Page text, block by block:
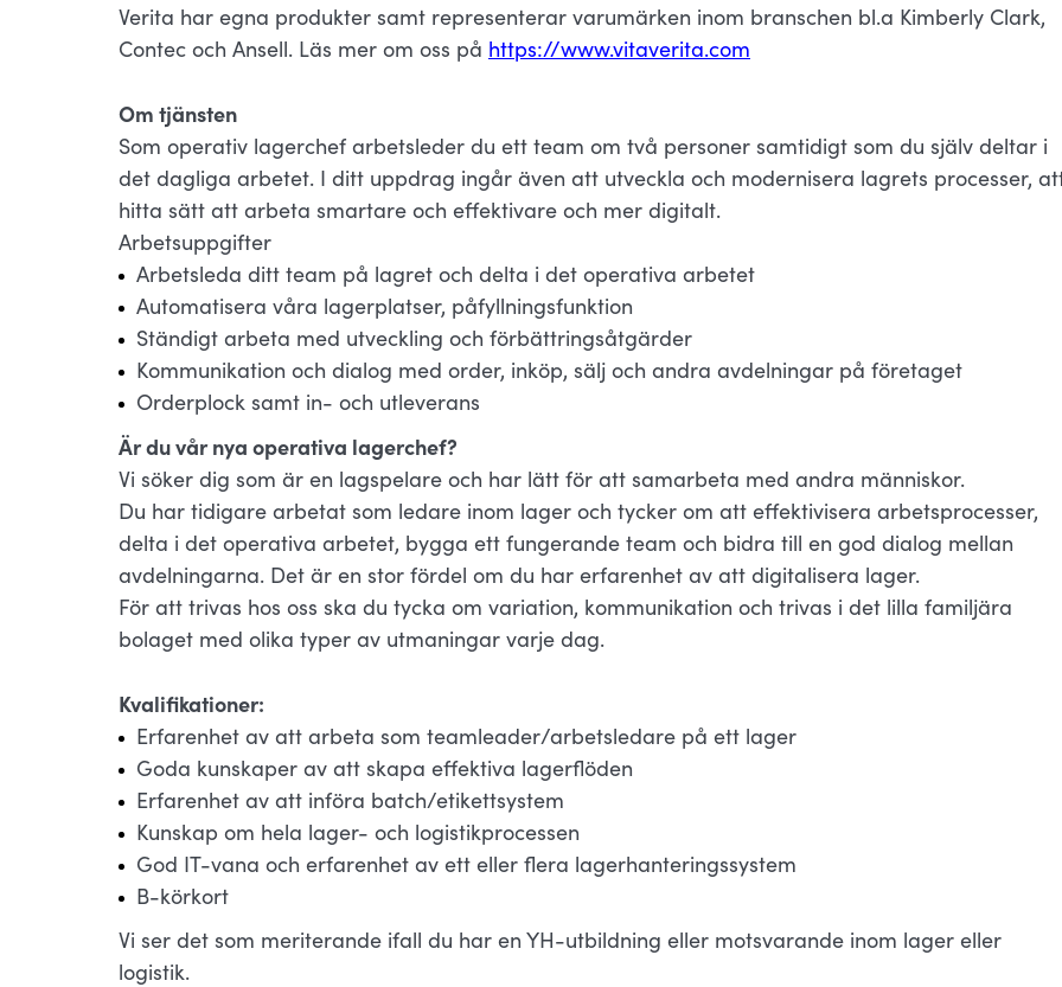
Verita har egna produkter samt representerar varumärken inom branschen bl.a Kimberly Clark,
Contec och Ansell. Läs mer om oss på https://www.vitaverita.com
Om tjänsten
Som operativ lagerchef arbetsleder du ett team om två personer samtidigt som du själv deltar i
det dagliga arbetet. I ditt uppdrag ingår även att utveckla och modernisera lagrets processer,
hitta sätt att arbeta smartare och effektivare och mer digitalt.
Arbetsuppgifter
Arbetsleda ditt team på lagret och delta i det operativa arbetet
Automatisera våra lagerplatser, påfyllningsfunktion
Ständigt arbeta med utveckling och förbättringsåtgärder
Kommunikation och dialog med order, inköp, sälj och andra avdelningar på företaget
Orderplock samt in- och utleverans
Är du vår nya operativa lagerchef?
Vi söker dig som är en lagspelare och har lätt för att samarbeta med andra människor.
Du har tidigare arbetat som ledare inom lager och tycker om att effektivisera arbetsprocesser,
delta i det operativa arbetet, bygga ett fungerande team och bidra till en god dialog mellan
avdelningarna. Det är en stor fördel om du har erfarenhet av att digitalisera lager.
För att trivas hos oss ska du tycka om variation, kommunikation och trivas i det lilla familjära
bolaget med olika typer av utmaningar varje dag.
Kvalifikationer:
Erfarenhet av att arbeta som teamleader/arbetsledare på ett lager
Goda kunskaper av att skapa effektiva lagerflöden
Erfarenhet av att införa batch/etikettsystem
Kunskap om hela lager- och logistikprocessen
God IT-vana och erfarenhet av ett eller flera lagerhanteringssystem
B-körkort
Vi ser det som meriterande ifall du har en YH-utbildning eller motsvarande inom lager eller
logistik.